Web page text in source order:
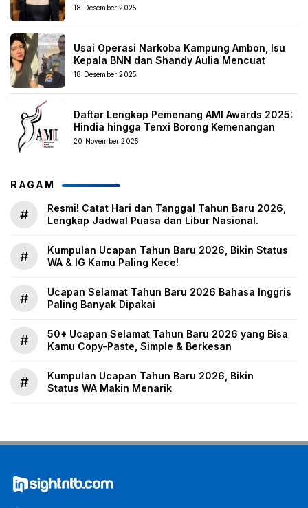
18 Desember 2025
Usai Operasi Narkoba Kampung Ambon, Isu
Kepala BNN dan Shandy Aulia Mencuat
18 Desember 2025
Daftar Lengkap Pemenang AMI Awards 2025:
Hindia hingga Tenxi Borong Kemenangan
20 November 2025
RAGAM
#
Resmi! Catat Hari dan Tanggal Tahun Baru 2026,
Lengkap Jadwal Puasa dan Libur Nasional.
#
Kumpulan Ucapan Tahun Baru 2026, Bikin Status
WA & IG Kamu Paling Kece!
#
Ucapan Selamat Tahun Baru 2026 Bahasa Inggris
Paling Banyak Dipakai
#
50+ Ucapan Selamat Tahun Baru 2026 yang Bisa
Kamu Copy-Paste, Simple & Berkesan
#
Kumpulan Ucapan Tahun Baru 2026, Bikin
Status WA Makin Menarik